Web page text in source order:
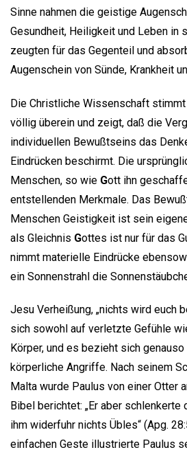
Sinne nahmen die geistige
Gesundheit, Heiligkeit und Leben in
zeugten für das Gegenteil und
Augenschein von Sünde, Krankheit
Die Christliche Wissenschaft
völlig überein und zeigt, daß die
individuellen Bewußtseins das
Eindrücken beschirmt. Die
Menschen, so wie Gott ihn
entstellenden Merkmale. Das
Menschen Geistigkeit ist sein
als Gleichnis Gottes ist nur für das
nimmt materielle Eindrücke
ein Sonnenstrahl die
Jesu Verheißung, „nichts wird euch
sich sowohl auf verletzte Gefühle
Körper, und es bezieht sich
körperliche Angriffe. Nach seinem
Malta wurde Paulus von einer Otter
Bibel berichtet: „Er aber schlenkerte
ihm widerfuhr nichts Übles“ (Apg.
einfachen Geste illustrierte Paulus